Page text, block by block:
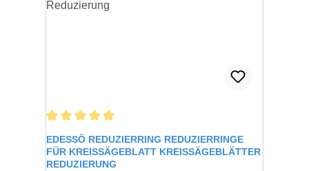
Durchschnittliche Bewertung von 5 von 5 Sternen
EDESSÖ REDUZIERRING REDUZIERRINGE
FÜR KREISSÄGEBLATT KREISSÄGEBLÄTTER
REDUZIERUNG